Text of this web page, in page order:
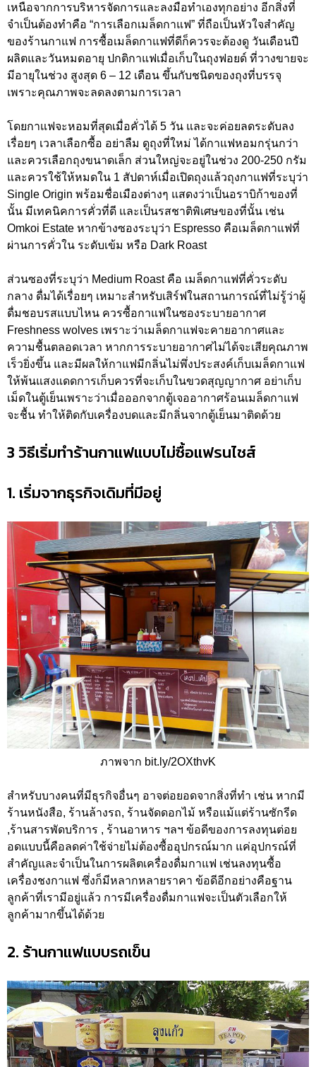
เหนือจากการบริหารจัดการและลงมือทำเองทุกอย่าง อีกสิ่งที่
จำเป็นต้องทำคือ “การเลือกเมล็ดกาแฟ” ที่ถือเป็นหัวใจสำคัญ
ของร้านกาแฟ การซื้อเมล็ดกาแฟที่ดีก็ควรจะต้องดู วันเดือนปี
ผลิตและวันหมดอายุ ปกติกาแฟเมื่อเก็บในถุงฟอยด์ ที่วางขายจะ
มีอายุในช่วง สูงสุด 6 – 12 เดือน ขึ้นกับชนิดของถุงที่บรรจุ
เพราะคุณภาพจะลดลงตามการเวลา
โดยกาแฟจะหอมที่สุดเมื่อคั่วได้ 5 วัน และจะค่อยลดระดับลง
เรื่อยๆ เวลาเลือกซื้อ อย่าลืม ดูถุงที่ใหม่ ได้กาแฟหอมกรุ่นกว่า
และควรเลือกถุงขนาดเล็ก ส่วนใหญ่จะอยู่ในช่วง 200-250 กรัม
และควรใช้ให้หมดใน 1 สัปดาห์เมื่อเปิดถุงแล้วถุงกาแฟที่ระบุว่า
Single Origin พร้อมชื่อเมืองต่างๆ แสดงว่าเป็นอราบิก้าของที่
นั้น มีเทคนิคการคั่วที่ดี และเป็นรสชาติพิเศษของที่นั้น เช่น
Omkoi Estate หากข้างซองระบุว่า Espresso คือเมล็ดกาแฟที่
ผ่านการคั่วใน ระดับเข้ม หรือ Dark Roast
ส่วนซองที่ระบุว่า Medium Roast คือ เมล็ดกาแฟที่คั่วระดับ
กลาง ดื่มได้เรื่อยๆ เหมาะสำหรับเสิร์ฟในสถานการณ์ที่ไม่รู้ว่าผู้
ดื่มชอบรสแบบไหน ควรซื้อกาแฟในซองระบายอากาศ
Freshness wolves เพราะว่าเมล็ดกาแฟจะคายอากาศและ
ความชื้นตลอดเวลา หากการระบายอากาศไม่ได้จะเสียคุณภาพ
เร็วยิ่งขึ้น และมีผลให้กาแฟมีกลิ่นไม่พึ่งประสงค์เก็บเมล็ดกาแฟ
ให้พ้นแสงแดดการเก็บควรที่จะเก็บในขวดสุญญากาศ อย่าเก็บ
เม็ดในตู้เย็นเพราะว่าเมื่อออกจากตู้เจออากาศร้อนเมล็ดกาแฟ
จะชื้น ทำให้ติดกับเครื่องบดและมีกลิ่นจากตู้เย็นมาติดด้วย
3 วิธีเริ่มทำร้านกาแฟแบบไม่ซื้อแฟรนไชส์
1. เริ่มจากธุรกิจเดิมที่มีอยู่
ภาพจาก bit.ly/2OXthvK
สำหรับบางคนที่มีธุรกิจอื่นๆ อาจต่อยอดจากสิ่งที่ทำ เช่น หากมี
ร้านหนังสือ, ร้านล้างรถ, ร้านจัดดอกไม้ หรือแม้แต่ร้านซักรีด
,ร้านสารพัดบริการ , ร้านอาหาร ฯลฯ ข้อดีของการลงทุนต่อย
อดแบบนี้คือลดค่าใช้จ่ายไม่ต้องซื้ออุปกรณ์มาก แค่อุปกรณ์ที่
สำคัญและจำเป็นในการผลิตเครื่องดื่มกาแฟ เช่นลงทุนซื้อ
เครื่องชงกาแฟ ซึ่งก็มีหลากหลายราคา ข้อดีอีกอย่างคือฐาน
ลูกค้าที่เรามีอยู่แล้ว การมีเครื่องดื่มกาแฟจะเป็นตัวเลือกให้
ลูกค้ามากขึ้นได้ด้วย
2. ร้านกาแฟแบบรถเข็น